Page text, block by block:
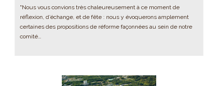
"Nous vous convions très chaleureusement à ce moment de
réflexion, d’échange, et de fête : nous y évoquerons amplement
certaines des propositions de réforme façonnées au sein de notre
comité…